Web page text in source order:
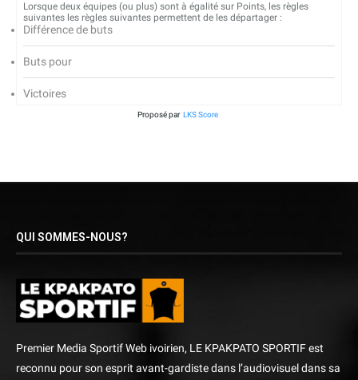
Lorsque deux équipes (ou plus) sont à égalité sur Points, les règles
suivantes les règles suivantes permettent de les départager :
Différence de buts
Buts pour
Victoires
Proposé par LKS Score
QUI SOMMES-NOUS?
Premier Media Sportif Web ivoirien, LE KPAKPATO SPORTIF est
reconnu pour son esprit avant-gardiste dans l’audiovisuel dans sa